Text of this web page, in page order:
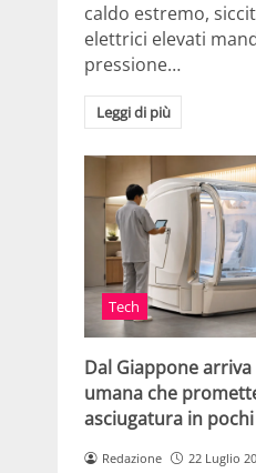
caldo estremo,
elettrici elevati
pressione…
Leggi di più
Tech
Dal Giappone
umana che
asciugatura in
Redazione 22 Luglio